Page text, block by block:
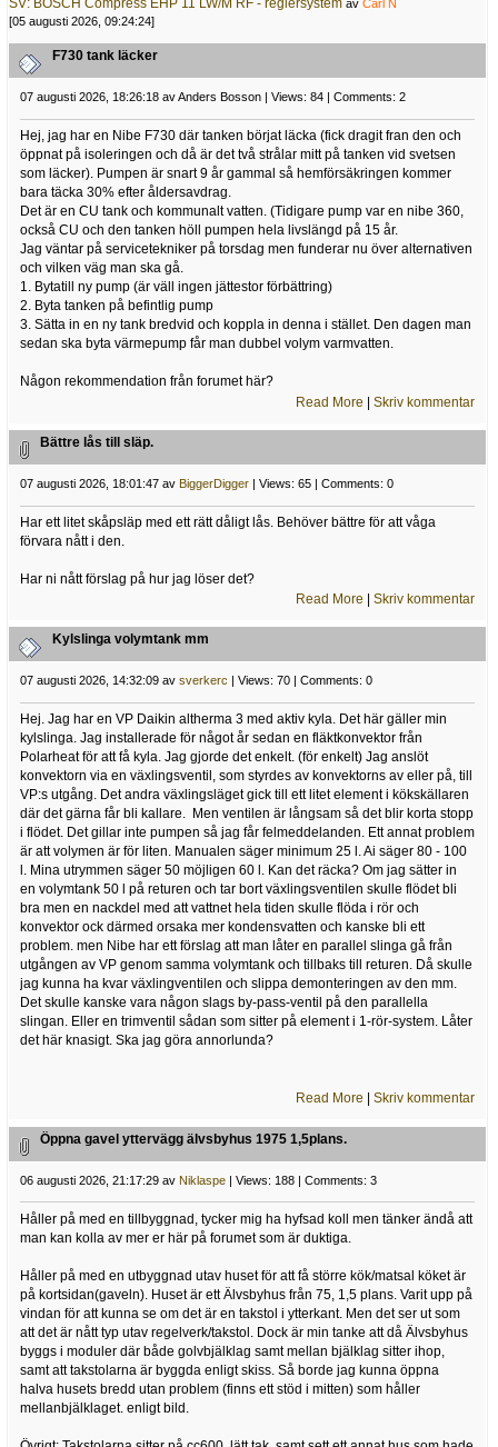
SV: BOSCH Compress EHP 11 LW/M RF - reglersystem av Carl N
[05 augusti 2026, 09:24:24]
F730 tank läcker
07 augusti 2026, 18:26:18 av Anders Bosson | Views: 84 | Comments: 2
Hej, jag har en Nibe F730 där tanken börjat läcka (fick dragit fran den och
öppnat på isoleringen och då är det två strålar mitt på tanken vid svetsen
som läcker). Pumpen är snart 9 år gammal så hemförsäkringen kommer
bara täcka 30% efter åldersavdrag.
Det är en CU tank och kommunalt vatten. (Tidigare pump var en nibe 360,
också CU och den tanken höll pumpen hela livslängd på 15 år.
Jag väntar på servicetekniker på torsdag men funderar nu över alternativen
och vilken väg man ska gå.
1. Bytatill ny pump (är väll ingen jättestor förbättring)
2. Byta tanken på befintlig pump
3. Sätta in en ny tank bredvid och koppla in denna i stället. Den dagen man
sedan ska byta värmepump får man dubbel volym varmvatten.
Någon rekommendation från forumet här?
Read More |Skriv kommentar
Bättre lås till släp.
07 augusti 2026, 18:01:47 av BiggerDigger| Views: 65 | Comments: 0
Har ett litet skåpsläp med ett rätt dåligt lås. Behöver bättre för att våga
förvara nått i den.
Har ni nått förslag på hur jag löser det?
Read More |Skriv kommentar
Kylslinga volymtank mm
07 augusti 2026, 14:32:09 av sverkerc | Views: 70 | Comments: 0
Hej. Jag har en VP Daikin altherma 3 med aktiv kyla. Det här gäller min
kylslinga. Jag installerade för något år sedan en fläktkonvektor från
Polarheat för att få kyla. Jag gjorde det enkelt. (för enkelt) Jag anslöt
konvektorn via en växlingsventil, som styrdes av konvektorns av eller på, till
VP:s utgång. Det andra växlingsläget gick till ett litet element i kökskällaren
där det gärna får bli kallare. Men ventilen är långsam så det blir korta stopp
i flödet. Det gillar inte pumpen så jag får felmeddelanden. Ett annat problem
är att volymen är för liten. Manualen säger minimum 25 l. Ai säger 80 - 100
l. Mina utrymmen säger 50 möjligen 60 l. Kan det räcka? Om jag sätter in
en volymtank 50 l på returen och tar bort växlingsventilen skulle flödet bli
bra men en nackdel med att vattnet hela tiden skulle flöda i rör och
konvektor ock därmed orsaka mer kondensvatten och kanske bli ett
problem. men Nibe har ett förslag att man låter en parallel slinga gå från
utgången av VP genom samma volymtank och tillbaks till returen. Då skulle
jag kunna ha kvar växlingventilen och slippa demonteringen av den mm.
Det skulle kanske vara någon slags by-pass-ventil på den parallella
slingan. Eller en trimventil sådan som sitter på element i 1-rör-system. Låter
det här knasigt. Ska jag göra annorlunda?
Read More |Skriv kommentar
Öppna gavel yttervägg älvsbyhus 1975 1,5plans.
06 augusti 2026, 21:17:29 av Niklaspe| Views: 188 | Comments: 3
Håller på med en tillbyggnad, tycker mig ha hyfsad koll men tänker ändå att
man kan kolla av mer er här på forumet som är duktiga.
Håller på med en utbyggnad utav huset för att få större kök/matsal köket är
på kortsidan(gaveln). Huset är ett Älvsbyhus från 75, 1,5 plans. Varit upp på
vindan för att kunna se om det är en takstol i ytterkant. Men det ser ut som
att det är nått typ utav regelverk/takstol. Dock är min tanke att då Älvsbyhus
byggs i moduler där både golvbjälklag samt mellan bjälklag sitter ihop,
samt att takstolarna är byggda enligt skiss. Så borde jag kunna öppna
halva husets bredd utan problem (finns ett stöd i mitten) som håller
mellanbjälklaget. enligt bild.